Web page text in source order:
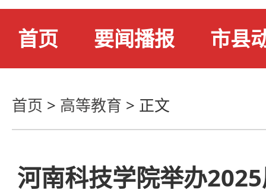
首页 要闻播报 市县
首页 > 高等教育 > 正文
河南科技学院举办